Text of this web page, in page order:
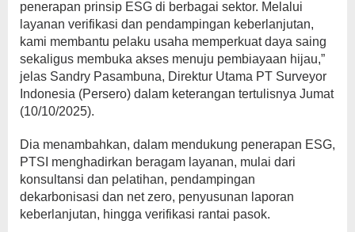
penerapan prinsip ESG di berbagai sektor. Melalui
layanan verifikasi dan pendampingan keberlanjutan,
kami membantu pelaku usaha memperkuat daya saing
sekaligus membuka akses menuju pembiayaan hijau,”
jelas Sandry Pasambuna, Direktur Utama PT Surveyor
Indonesia (Persero) dalam keterangan tertulisnya Jumat
(10/10/2025).
Dia menambahkan, dalam mendukung penerapan ESG,
PTSI menghadirkan beragam layanan, mulai dari
konsultansi dan pelatihan, pendampingan
dekarbonisasi dan net zero, penyusunan laporan
keberlanjutan, hingga verifikasi rantai pasok.